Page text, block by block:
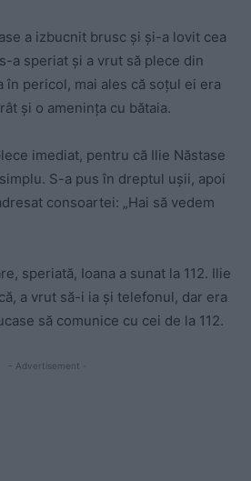
a izbucnit brusc și și-a lovit cea
a speriat și a vrut să plece din
în pericol, mai ales că soțul ei era
și o amenința cu bătaia.
imediat, pentru că Ilie Năstase
S-a pus în dreptul ușii, apoi
consoartei: „Hai să vedem
speriată, Ioana a sunat la 112. Ilie
a vrut să-i ia și telefonul, dar era
să comunice cu cei de la 112.
- Advertisement -